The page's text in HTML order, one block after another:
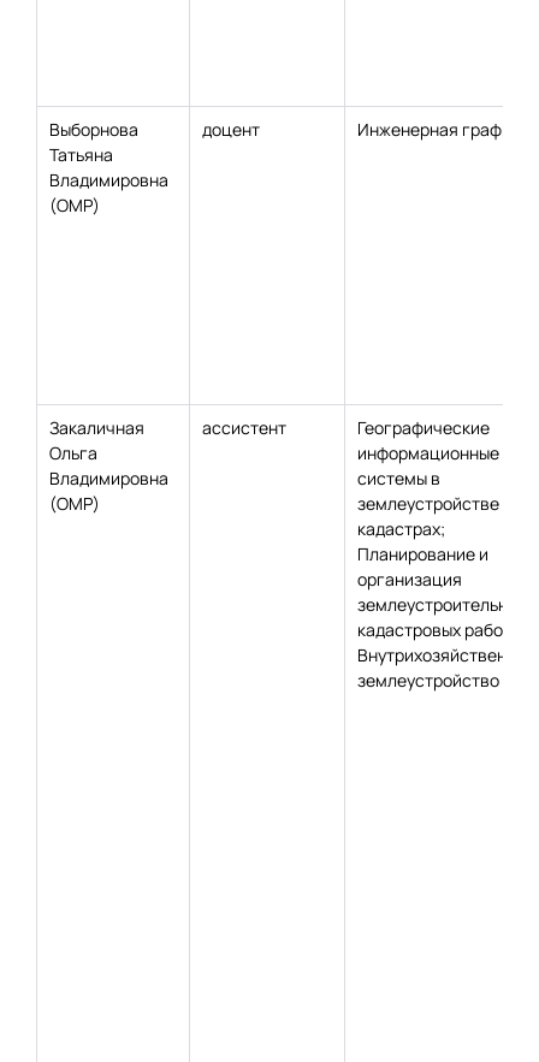
Выборнова
Татьяна
Владимировна
(ОМР)
доцент Инженерная графика
Закаличная
Ольга
Владимировна
(ОМР)
ассистент
Географические
информационные
системы в
землеустройстве и
кадастрах;
Планирование и
организация
землеустроительных и
кадастровых работ;
Внутрихозяйственное
землеустройство